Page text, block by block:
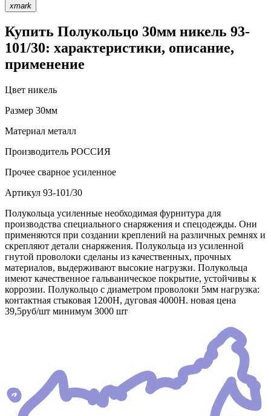
xmark
Купить Полукольцо 30мм никель 93-
101/30: характеристики, описание,
применение
Цвет никель
Размер 30мм
Материал металл
Производитель РОССИЯ
Прочее сварное усиленное
Артикул 93-101/30
Полукольца усиленные необходимая фурнитура для
производства специального снаряжения и спецодежды. Они
применяются при создании креплений на различных ремнях и
скрепляют детали снаряжения. Полукольца из усиленной
гнутой проволоки сделаны из качественных, прочных
материалов, выдерживают высокие нагрузки. Полукольца
имеют качественное гальваническое покрытие, устойчивы к
коррозии. Полукольцо с диаметром проволоки 5мм нагрузка:
контактная стыковая 1200Н, дуговая 4000Н. новая цена
39,5руб/шт минимум 3000 шт